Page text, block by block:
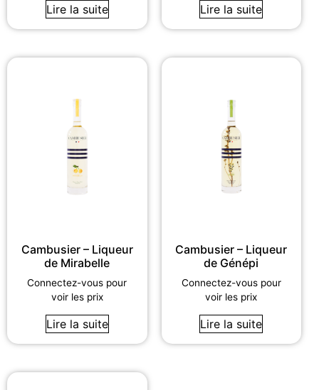
Lire la suite Lire la suite
Cambusier – Liqueur
de Mirabelle
Connectez-vous pour
voir les prix
Lire la suite
Cambusier – Liqueur
de Génépi
Connectez-vous pour
voir les prix
Lire la suite